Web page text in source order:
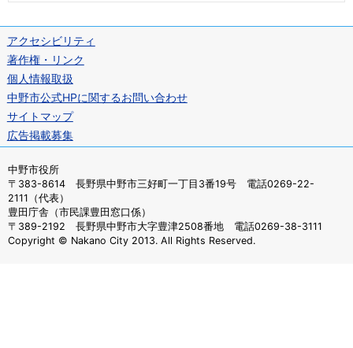
アクセシビリティ
著作権・リンク
個人情報取扱
中野市公式HPに関するお問い合わせ
サイトマップ
広告掲載募集
中野市役所
〒383-8614 長野県中野市三好町一丁目3番19号 電話0269-22-
2111（代表）
豊田庁舎（市民課豊田窓口係）
〒389-2192 長野県中野市大字豊津2508番地 電話0269-38-3111
Copyright © Nakano City 2013. All Rights Reserved.